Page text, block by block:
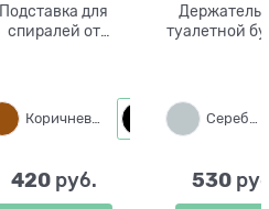
Подставка для
спиралей от
Коричневый Черный
420 руб.
Держатель
туалетной
Серебро
530